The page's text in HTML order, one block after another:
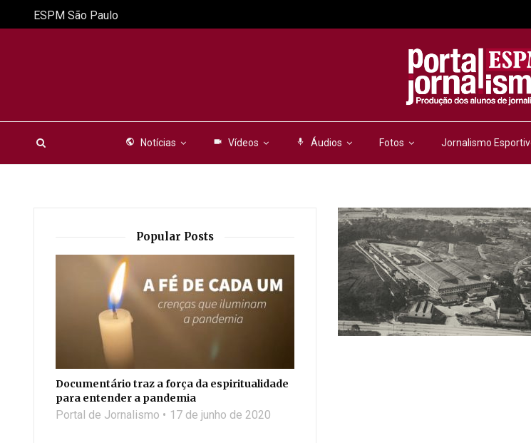
public Notícias videocam Vídeos mic Áudios Fotos Jornalismo
ESPM São Paulo
Popular Posts
Documentário traz a força da espiritualidade
para entender a pandemia
Portal de Jornalismo 17 de junho de 2020